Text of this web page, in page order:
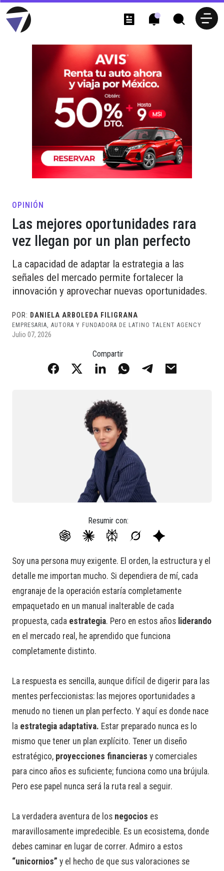
OPINIÓN
Las mejores oportunidades rara
vez llegan por un plan perfecto
La capacidad de adaptar la estrategia a las
señales del mercado permite fortalecer la
innovación y aprovechar nuevas oportunidades.
POR: DANIELA ARBOLEDA FILIGRANA
EMPRESARIA, AUTORA Y FUNDADORA DE LATINO TALENT AGENCY
Julio 07, 2026
Compartir
Resumir con:
Soy una persona muy exigente. El orden, la estructura y el
detalle me importan mucho. Si dependiera de mí, cada
engranaje de la operación estaría completamente
empaquetado en un manual inalterable de cada
propuesta, cada estrategia. Pero en estos años liderando
en el mercado real, he aprendido que funciona
completamente distinto.
La respuesta es sencilla, aunque difícil de digerir para las
mentes perfeccionistas: las mejores oportunidades a
menudo no tienen un plan perfecto. Y aquí es donde nace
la estrategia adaptativa. Estar preparado nunca es lo
mismo que tener un plan explícito. Tener un diseño
estratégico, proyecciones financieras y comerciales
para cinco años es suficiente; funciona como una brújula.
Pero ese papel nunca será la ruta real a seguir.
La verdadera aventura de los negocios es
maravillosamente impredecible. Es un ecosistema, donde
debes caminar en lugar de correr. Admiro a estos
“unicornios” y el hecho de que sus valoraciones se